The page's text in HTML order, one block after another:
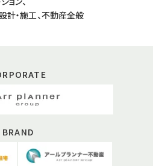
計・施工、不動産全般
BRAND